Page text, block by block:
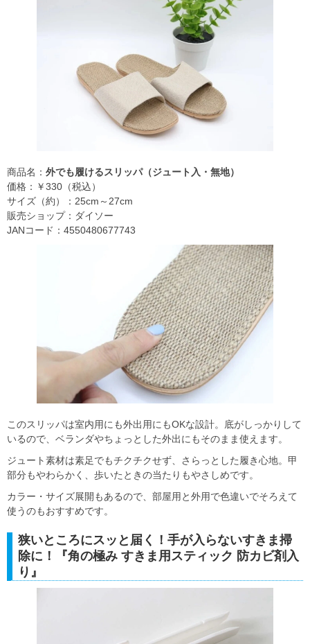
商品名： 外でも履けるスリッパ（ジュート入・無地）
価格：￥330（税込）
サイズ（約）：25cm～27cm
販売ショップ：ダイソー
JANコード：4550480677743
このスリッパは室内用にも外出用にもOKな設計。底がしっかりして
いるので、ベランダやちょっとした外出にもそのまま使えます。
ジュート素材は素足でもチクチクせず、さらっとした履き心地。甲
部分もやわらかく、歩いたときの当たりもやさしめです。
カラー・サイズ展開もあるので、部屋用と外用で色違いでそろえて
使うのもおすすめです。
狭いところにスッと届く！手が入らないすきま掃
除に！『角の極み すきま用スティック 防カビ剤入
り』